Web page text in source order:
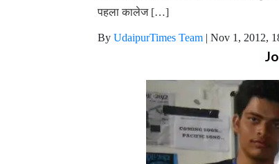
पहला कालेज […]
By UdaipurTimes Team | Nov 1, 2012,